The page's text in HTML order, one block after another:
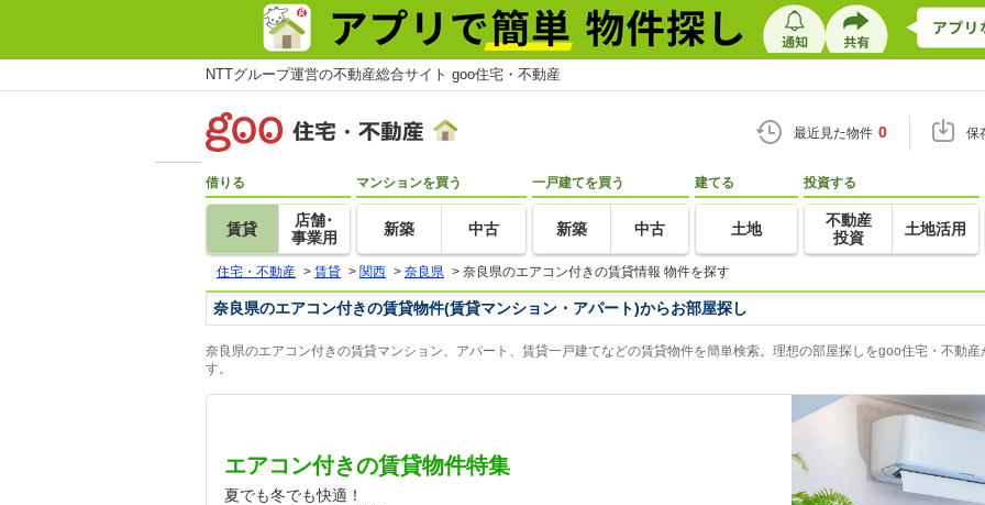
NTTグループ運営の不動産総合サイト goo住宅・不動産
最近見た物件 0 保
借りる
賃貸
店舗･
事業用
マンションを買う
新築 中古
一戸建てを買う
新築 中古
建てる
土地
投資する
不動産
投資
土地活用
住宅・不動産 > 賃貸 > 関西 > 奈良県 > 奈良県のエアコン付きの賃貸情報 物件を探す
奈良県のエアコン付きの賃貸物件(賃貸マンション・アパート)からお部屋探し
奈良県のエアコン付きの賃貸マンション、アパート、賃貸一戸建てなどの賃貸物件を簡単検索。理想の部屋探しをgoo住宅・不動産
す。
エアコン付きの賃貸物件特集
夏でも冬でも快適！